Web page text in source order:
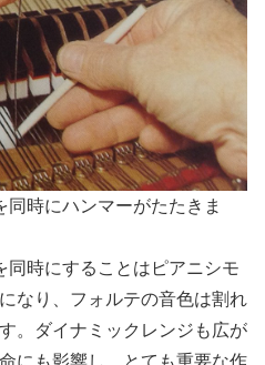
同時にハンマーがたたきま
同時にすることはピアニシモ
なり、フォルテの音色は割れ
。ダイナミックレンジも広が
にも影響し、とても重要な作